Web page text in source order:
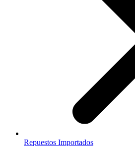
Repuestos Importados